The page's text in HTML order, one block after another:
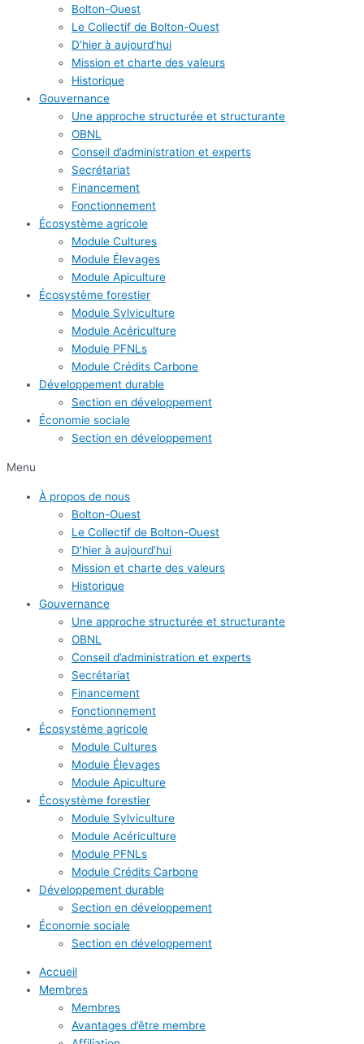
Bolton-Ouest
Le Collectif de Bolton-Ouest
D’hier à aujourd’hui
Mission et charte des valeurs
Historique
Gouvernance
Une approche structurée et structurante
OBNL
Conseil d’administration et experts
Secrétariat
Financement
Fonctionnement
Écosystème agricole
Module Cultures
Module Élevages
Module Apiculture
Écosystème forestier
Module Sylviculture
Module Acériculture
Module PFNLs
Module Crédits Carbone
Développement durable
Section en développement
Économie sociale
Section en développement
Menu
À propos de nous
Bolton-Ouest
Le Collectif de Bolton-Ouest
D’hier à aujourd’hui
Mission et charte des valeurs
Historique
Gouvernance
Une approche structurée et structurante
OBNL
Conseil d’administration et experts
Secrétariat
Financement
Fonctionnement
Écosystème agricole
Module Cultures
Module Élevages
Module Apiculture
Écosystème forestier
Module Sylviculture
Module Acériculture
Module PFNLs
Module Crédits Carbone
Développement durable
Section en développement
Économie sociale
Section en développement
Accueil
Membres
Membres
Avantages d’être membre